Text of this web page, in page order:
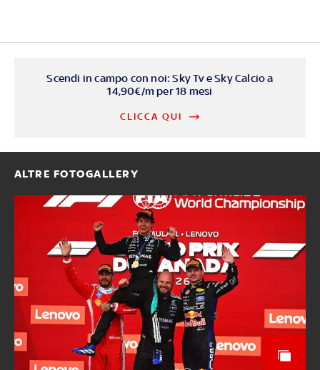
Scendi in campo con noi: Sky Tv e Sky Calcio a
14,90€/m per 18 mesi
CLICCA QUI
ALTRE FOTOGALLERY